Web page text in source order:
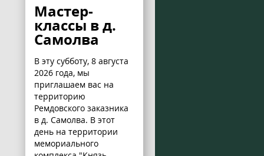
Мастер-
классы в д.
Самолва
В эту субботу, 8 августа
2026 года, мы
приглашаем вас на
территорию
Ремдовского заказника
в д. Самолва. В этот
день на территории
мемориального